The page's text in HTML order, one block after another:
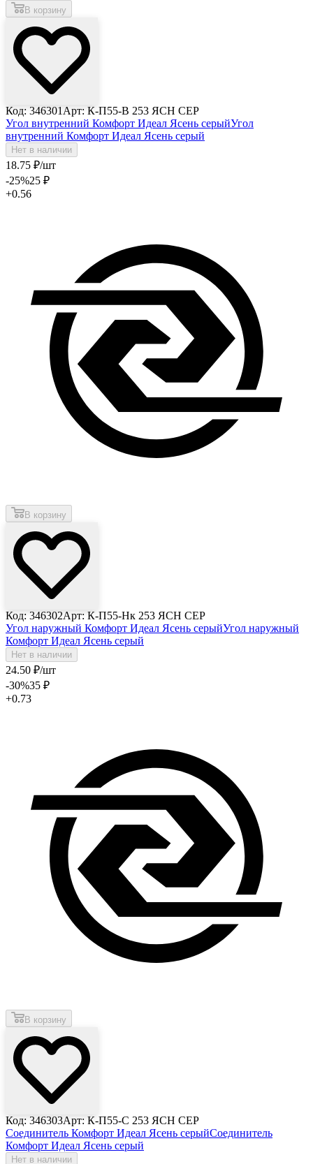
В корзину
Код: 346301 Арт: К-П55-В 253 ЯСН СЕР
Угол внутренний Комфорт Идеал Ясень серыйУгол
внутренний Комфорт Идеал Ясень серый
Нет в наличии
18.75 ₽/шт
-25%25 ₽
+0.56
В корзину
Код: 346302Арт: К-П55-Нк 253 ЯСН СЕР
Угол наружный Комфорт Идеал Ясень серыйУгол наружный
Комфорт Идеал Ясень серый
Нет в наличии
24.50 ₽/шт
-30%35 ₽
+0.73
В корзину
Код: 346303Арт: К-П55-С 253 ЯСН СЕР
Соединитель Комфорт Идеал Ясень серыйСоединитель
Комфорт Идеал Ясень серый
Нет в наличии